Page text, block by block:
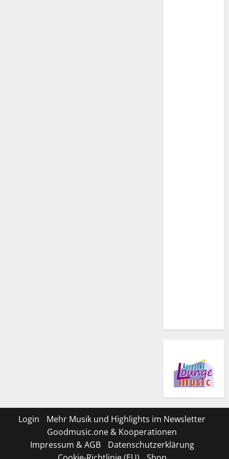
Login
Mehr Musik und Highlights im Newsletter
Goodmusic.one & Kooperationen
Impressum & AGB
Datenschutzerklärung